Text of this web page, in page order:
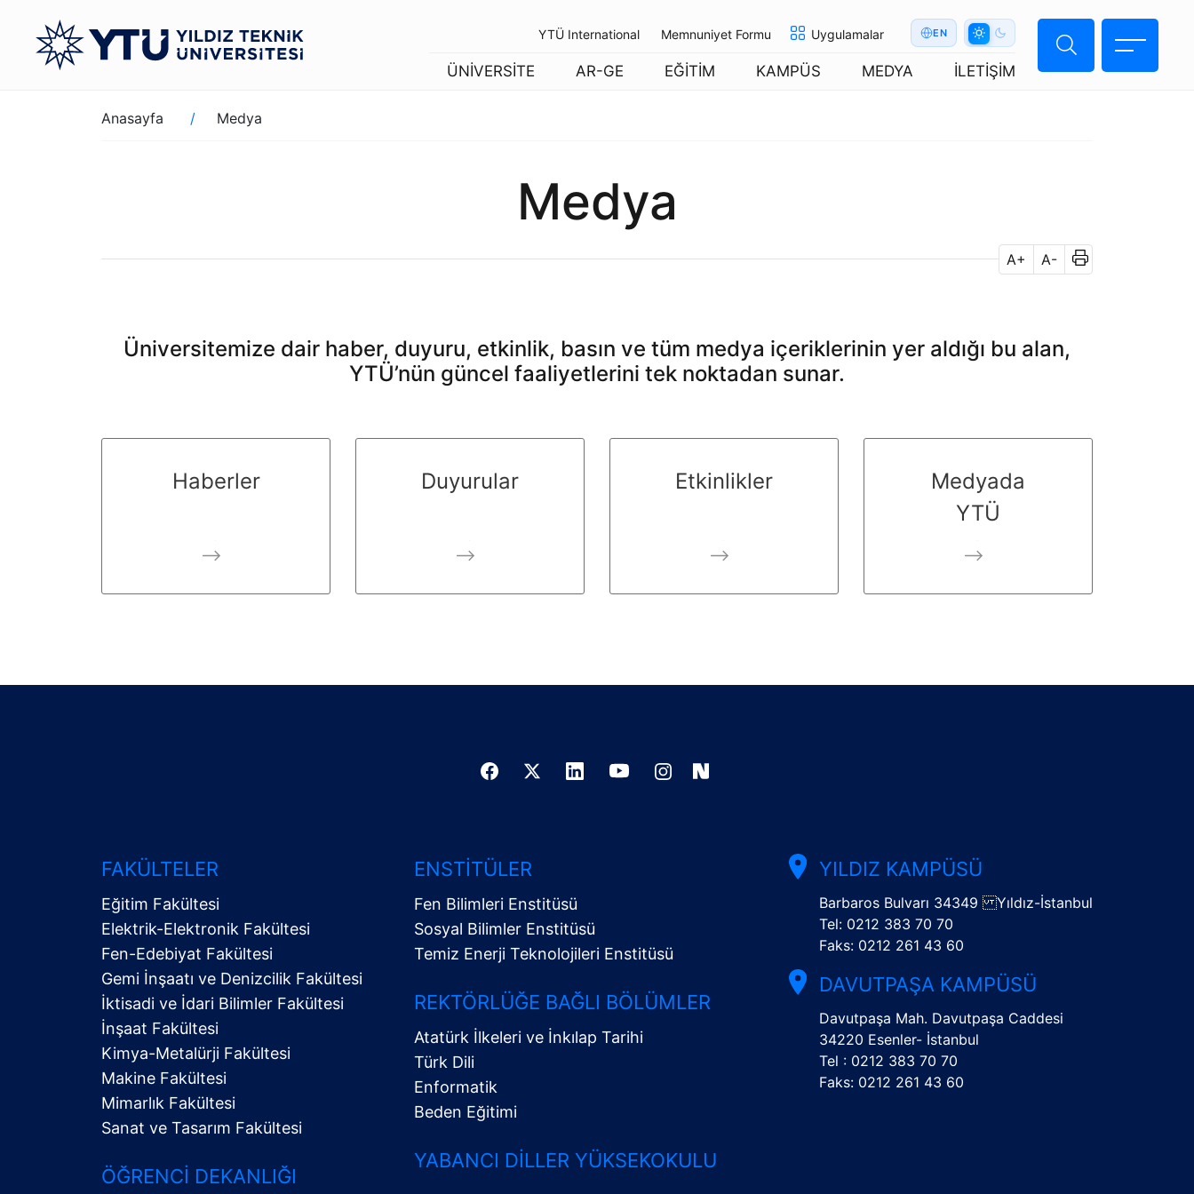
YTÜ International Memnuniyet Formu Uygulamalar EN
ÜNİVERSİTE AR-GE EĞİTİM KAMPÜS MEDYA İLETİŞİM
Sayfa
yolu
Anasayfa Medya
Medya
A+ A-
Üniversitemize dair haber, duyuru, etkinlik, basın ve tüm medya içeriklerinin yer aldığı bu alan,
YTÜ’nün güncel faaliyetlerini tek noktadan sunar.
Haberler Duyurular Etkinlikler
Medyada
YTÜ
Alt
Menü
FAKÜLTELER
Eğitim Fakültesi
Elektrik-Elektronik Fakültesi
Fen-Edebiyat Fakültesi
Gemi İnşaatı ve Denizcilik Fakültesi
İktisadi ve İdari Bilimler Fakültesi
İnşaat Fakültesi
Kimya-Metalürji Fakültesi
Makine Fakültesi
Mimarlık Fakültesi
Sanat ve Tasarım Fakültesi
ÖĞRENCI DEKANLIĞI
ENSTITÜLER
Fen Bilimleri Enstitüsü
Sosyal Bilimler Enstitüsü
Temiz Enerji Teknolojileri Enstitüsü
REKTÖRLÜĞE BAĞLI BÖLÜMLER
Atatürk İlkeleri ve İnkılap Tarihi
Türk Dili
Enformatik
Beden Eğitimi
YABANCI DILLER YÜKSEKOKULU
YILDIZ KAMPÜSÜ
Barbaros Bulvarı 34349 Yıldız-İstanbul
Tel: 0212 383 70 70
Faks: 0212 261 43 60
DAVUTPAŞA KAMPÜSÜ
Davutpaşa Mah. Davutpaşa Caddesi
34220 Esenler- İstanbul
Tel : 0212 383 70 70
Faks: 0212 261 43 60